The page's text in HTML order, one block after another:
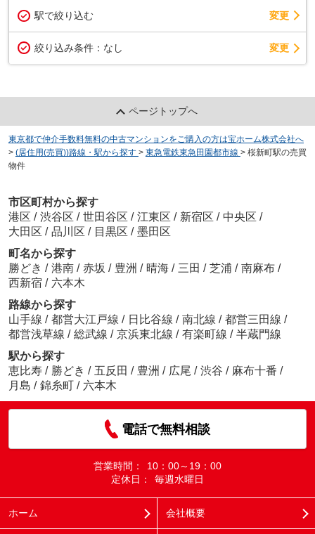
駅で絞り込む 変更
絞り込み条件： なし 変更
ページトップへ
東京都で仲介手数料無料の中古マンションをご購入の方は宝ホーム株式会社へ
> (居住用(売買))路線・駅から探す > 東急電鉄東急田園都市線 > 桜新町駅の売買
物件
市区町村から探す
港区 / 渋谷区 / 世田谷区 / 江東区 / 新宿区 / 中央区 /
大田区 / 品川区 / 目黒区 / 墨田区
町名から探す
勝どき / 港南 / 赤坂 / 豊洲 / 晴海 / 三田 / 芝浦 / 南麻布 /
西新宿 / 六本木
路線から探す
山手線 / 都営大江戸線 / 日比谷線 / 南北線 / 都営三田線 /
都営浅草線 / 総武線 / 京浜東北線 / 有楽町線 / 半蔵門線
駅から探す
恵比寿 / 勝どき / 五反田 / 豊洲 / 広尾 / 渋谷 / 麻布十番 /
月島 / 錦糸町 / 六本木
電話で無料相談
営業時間：
10：00～19：00
定休日：
毎週水曜日
ホーム 会社概要